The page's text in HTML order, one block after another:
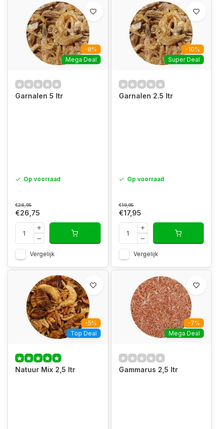
-8%
Mega Deal
Garnalen 5 ltr
Op voorraad
€28,95
€26,75
Vergelijk
-10%
Super Deal
Garnalen 2.5 ltr
Op voorraad
€19,95
€17,95
Vergelijk
-5%
Top Deal
Natuur Mix 2,5 ltr
-7%
Mega Deal
Gammarus 2,5 ltr